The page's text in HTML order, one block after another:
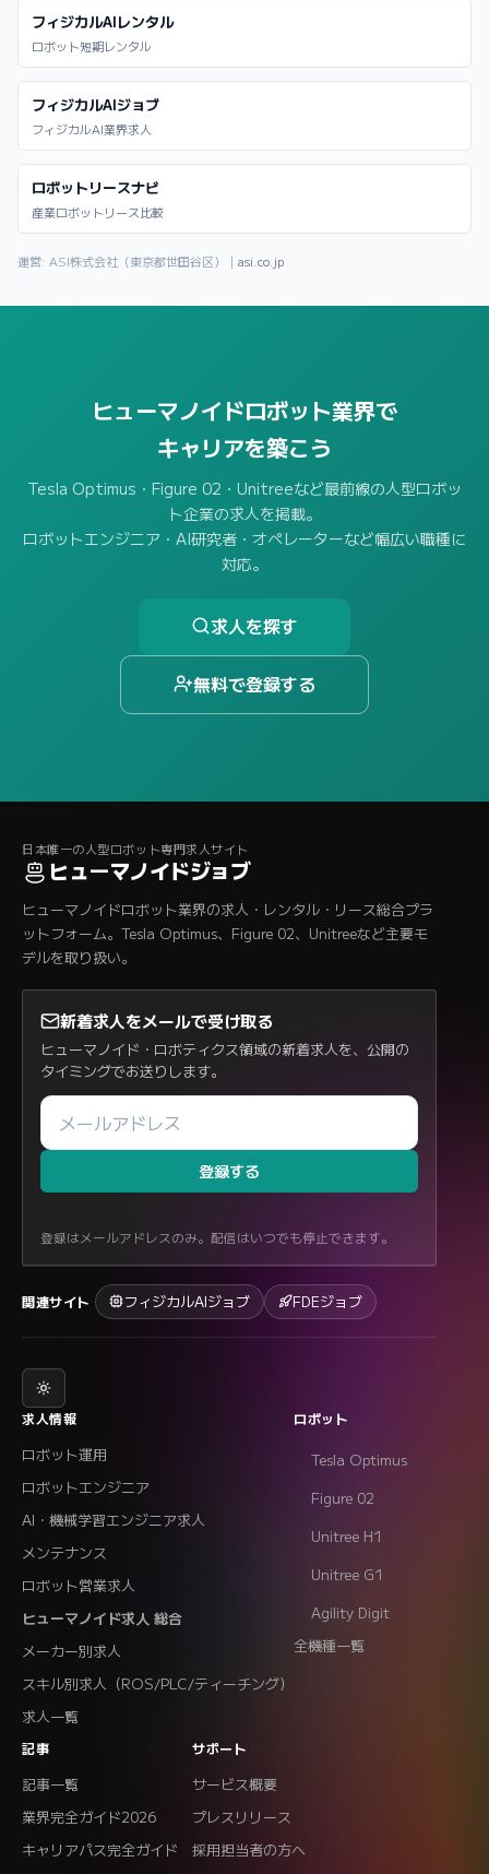
フィジカルAIレンタル
ロボット短期レンタル
フィジカルAIジョブ
フィジカルAI業界求人
ロボットリースナビ
産業ロボットリース比較
運営: ASI株式会社（東京都世田谷区）｜ asi.co.jp
ヒューマノイドロボット業界で
キャリアを築こう
Tesla Optimus・Figure 02・Unitreeなど最前線の人型ロボッ
ト企業の求人を掲載。
ロボットエンジニア・AI研究者・オペレーターなど幅広い職種に
対応。
求人を探す
無料で登録する
日本唯一の人型ロボット専門求人サイト
ヒューマノイドジョブ
ヒューマノイドロボット業界の求人・レンタル・リース総合プラ
ットフォーム。Tesla Optimus、Figure 02、Unitreeなど主要モ
デルを取り扱い。
新着求人をメールで受け取る
ヒューマノイド・ロボティクス領域の新着求人を、公開の
タイミングでお送りします。
登録する
登録はメールアドレスのみ。配信はいつでも停止できます。
関連サイト フィジカルAIジョブ FDEジョブ
求人情報
ロボット運用
ロボットエンジニア
AI・機械学習エンジニア求人
メンテナンス
ロボット営業求人
ヒューマノイド求人 総合
メーカー別求人
スキル別求人（ROS/PLC/ティーチング）
求人一覧
ロボット
Tesla Optimus
Figure 02
Unitree H1
Unitree G1
Agility Digit
全機種一覧
記事
記事一覧
業界完全ガイド2026
キャリアパス完全ガイド
サポート
サービス概要
プレスリリース
採用担当者の方へ